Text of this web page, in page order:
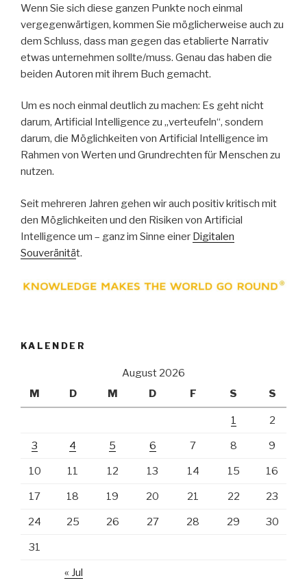
Wenn Sie sich diese ganzen Punkte noch einmal
vergegenwärtigen, kommen Sie möglicherweise auch zu
dem Schluss, dass man gegen das etablierte Narrativ
etwas unternehmen sollte/muss. Genau das haben die
beiden Autoren mit ihrem Buch gemacht.
Um es noch einmal deutlich zu machen: Es geht nicht
darum, Artificial Intelligence zu „verteufeln“, sondern
darum, die Möglichkeiten von Artificial Intelligence im
Rahmen von Werten und Grundrechten für Menschen zu
nutzen.
Seit mehreren Jahren gehen wir auch positiv kritisch mit
den Möglichkeiten und den Risiken von Artificial
Intelligence um – ganz im Sinne einer Digitalen
Souveränität.
KALENDER
August 2026
M
D M D F S S
1 2
3 4 5 6 7 8 9
10 11 12 13 14 15 16
17 18 19 20 21 22 23
24 25 26 27 28 29 30
31
« Jul